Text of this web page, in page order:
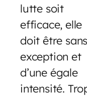
lutte soit
efficace, elle
doit être sans
exception et
d’une égale
intensité.